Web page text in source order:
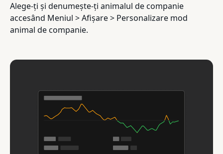
Alege-ți și denumește-ți animalul de companie
accesând Meniul > Afișare > Personalizare mod
animal de companie.